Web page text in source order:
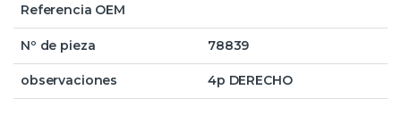
Referencia OEM
Nº de pieza 78839
observaciones 4p DERECHO